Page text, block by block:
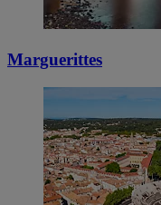
Marguerittes